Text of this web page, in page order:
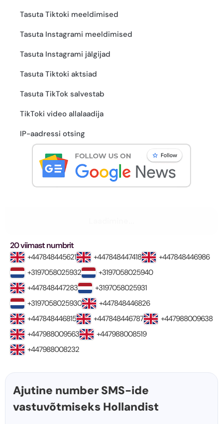
Tasuta Tiktoki meeldimised
Tasuta Instagrami meeldimised
Tasuta Instagrami jälgijad
Tasuta Tiktoki aktsiad
Tasuta TikTok salvestab
TikToki video allalaadija
IP-aadressi otsing
20 viimast numbrit
+447848445621 +447848447418
+447848446986
+3197058025932
+3197058025940
+447848447283
+3197058025931
+3197058025930
+447848446826
+447848446815
+447848446787
+447988009638
+447988009563
+447988008519
+447988008232
Ajutine number SMS-ide
vastuvõtmiseks Hollandist